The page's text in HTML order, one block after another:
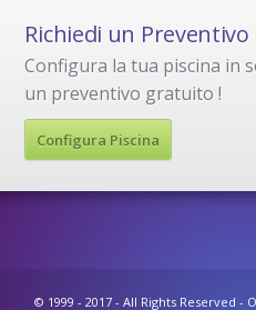
Richiedi un
Configura la tua piscina in
un preventivo gratuito !
Configura Piscina
© 1999 - 2017 - All Rights Reserved -